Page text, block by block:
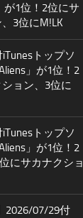
が1位！2位にサ
3位にM!LK
トップソ
」が1位！2
ョン、3位に
トップソ
」が1位！2
にサカナクショ
2026/07/29付